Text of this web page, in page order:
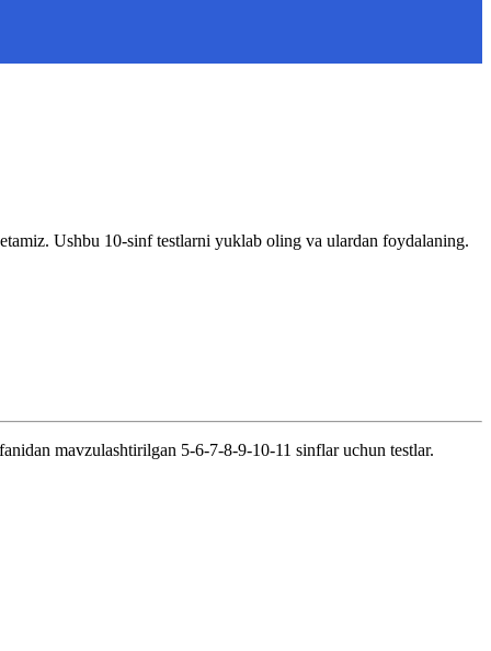
Ushbu 10-sinf testlarni yuklab oling va ulardan foydalaning.
mavzulashtirilgan 5-6-7-8-9-10-11 sinflar uchun testlar.